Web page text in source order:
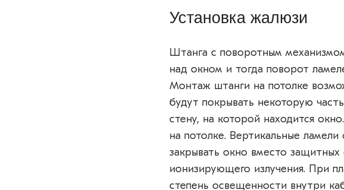
Установка жалюзи
Штанга с поворотным
над окном и тогда поворот
Монтаж штанги на потолке
будут покрывать некоторую
стену, на которой находится
на потолке. Вертикальные
закрывать окно вместо
ионизирующего излучения. При
степень освещенности внутри